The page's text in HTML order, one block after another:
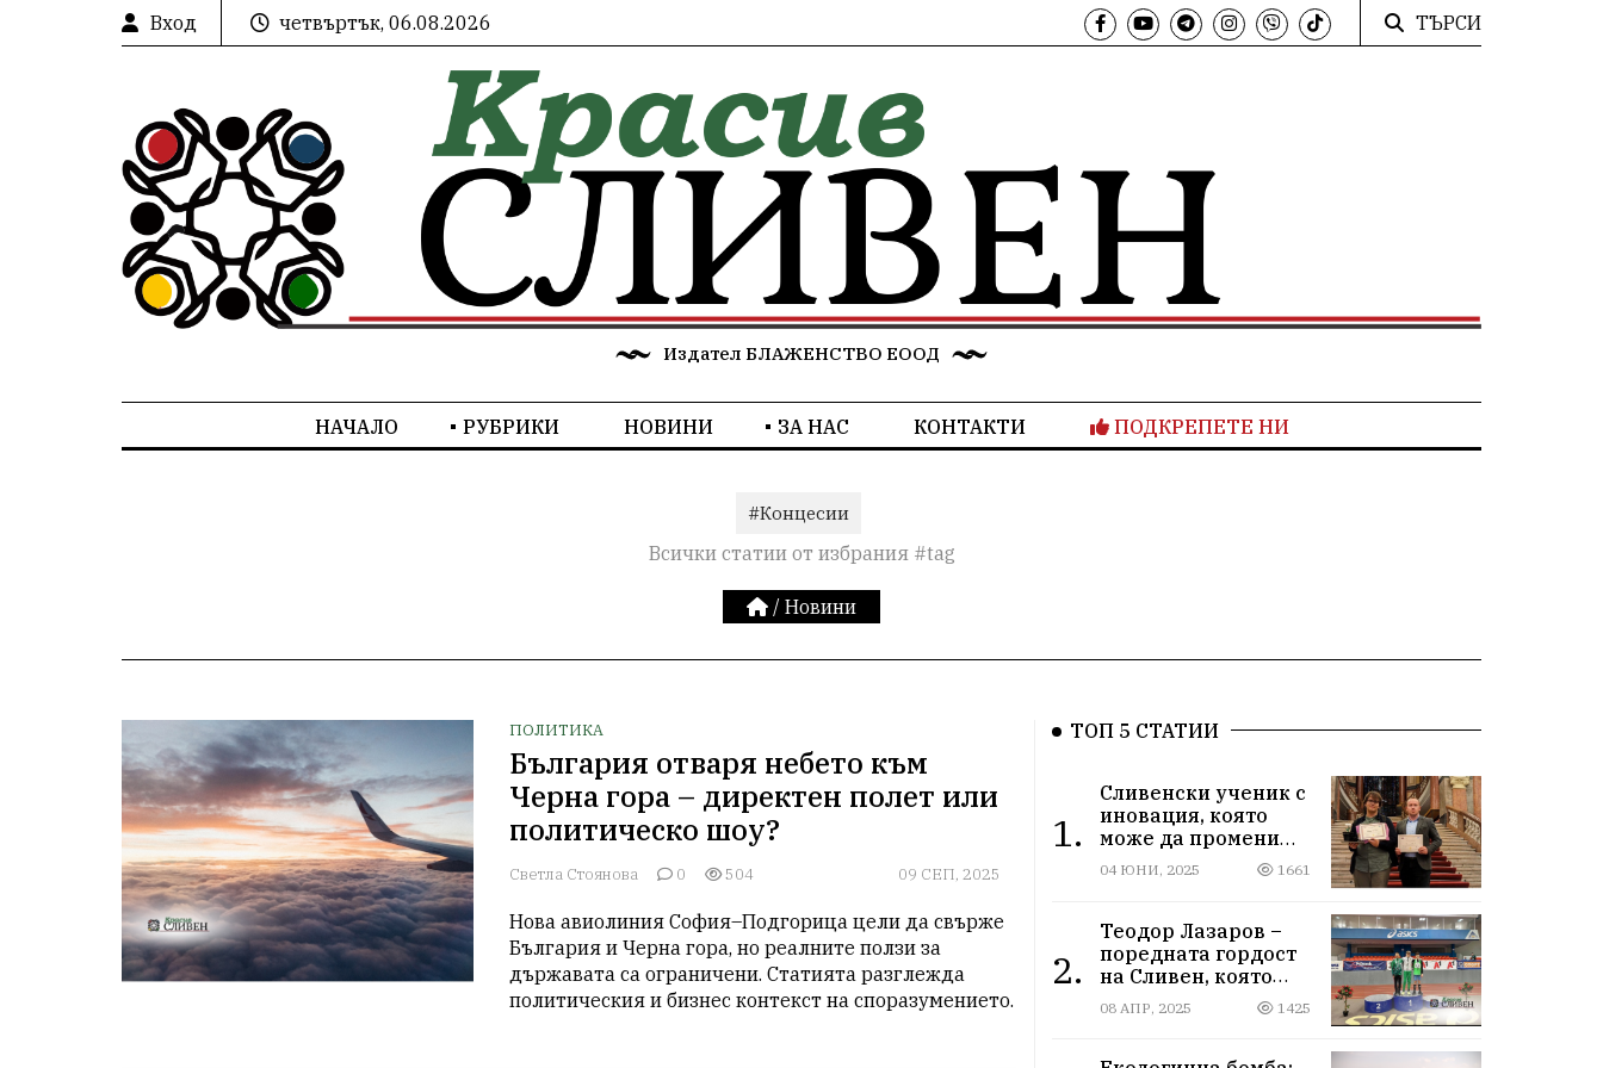
Вход четвъртък, 06.08.2026 ТЪРСИ
Издател БЛАЖЕНСТВО ЕООД
НАЧАЛО РУБРИКИ НОВИНИ ЗА НАС КОНТАКТИ ПОДКРЕПЕТЕ НИ
#Концесии
Всички статии от избрания #tag
/ Новини
ПОЛИТИКА
България отваря небето към
Черна гора – директен полет или
политическо шоу?
Светла Стоянова 0 504 09 СЕП, 2025
Нова авиолиния София–Подгорица цели да свърже
България и Черна гора, но реалните ползи за
държавата са ограничени. Статията разглежда
политическия и бизнес контекст на споразумението.
ТОП 5 СТАТИИ
1.
Сливенски ученик с
иновация, която
може да промени
света!
04 ЮНИ, 2025 1661
2.
Теодор Лазаров –
поредната гордост
на Сливен, която
лети към бъдещето
08 АПР, 2025 1425